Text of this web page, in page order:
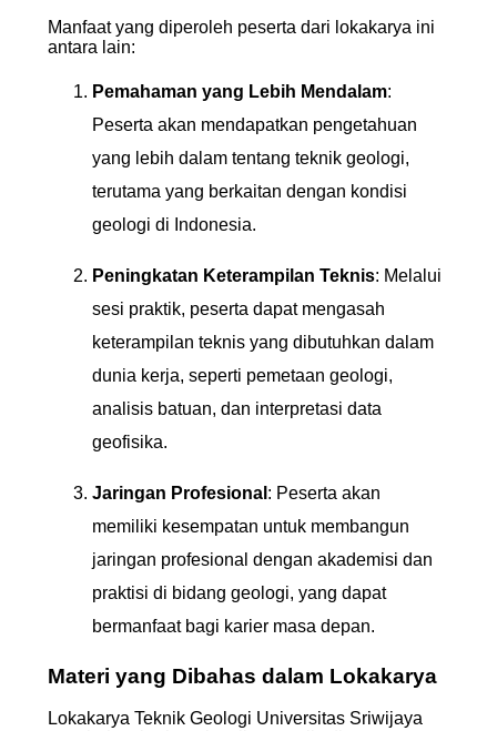
Manfaat yang diperoleh peserta dari lokakarya ini
antara lain:
Pemahaman yang Lebih Mendalam:
Peserta akan mendapatkan pengetahuan
yang lebih dalam tentang teknik geologi,
terutama yang berkaitan dengan kondisi
geologi di Indonesia.
Peningkatan Keterampilan Teknis: Melalui
sesi praktik, peserta dapat mengasah
keterampilan teknis yang dibutuhkan dalam
dunia kerja, seperti pemetaan geologi,
analisis batuan, dan interpretasi data
geofisika.
Jaringan Profesional : Peserta akan
memiliki kesempatan untuk membangun
jaringan profesional dengan akademisi dan
praktisi di bidang geologi, yang dapat
bermanfaat bagi karier masa depan.
Materi yang Dibahas dalam Lokakarya
Lokakarya Teknik Geologi Universitas Sriwijaya